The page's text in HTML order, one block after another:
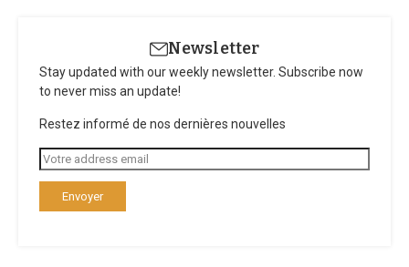
Newsletter
Stay updated with our weekly newsletter. Subscribe now
to never miss an update!
Restez informé de nos dernières nouvelles